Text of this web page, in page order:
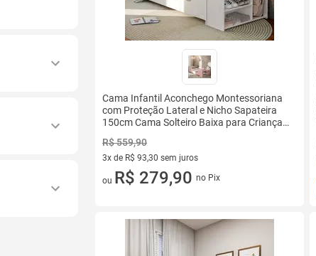
Cama Infantil Aconchego Montessoriana
com Proteção Lateral e Nicho Sapateira
150cm Cama Solteiro Baixa para Criança
R$ 559,90
3x de R$ 93,30 sem juros
3 vez de R$ 93,30 sem juros
ou R$ 279,90 no Pix